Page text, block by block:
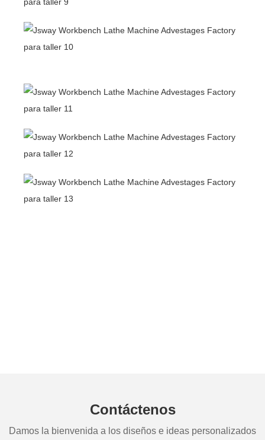
Contáctenos
Damos la bienvenida a los diseños e ideas personalizados